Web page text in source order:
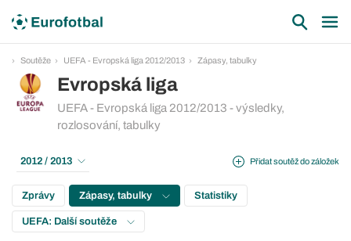
Soutěže UEFA - Evropská liga 2012/2013 Zápasy, tabulky
Evropská liga
UEFA - Evropská liga 2012/2013 - výsledky,
rozlosování, tabulky
Přidat soutěž do záložek
2012 / 2013
Zprávy Zápasy, tabulky Statistiky
UEFA: Další soutěže